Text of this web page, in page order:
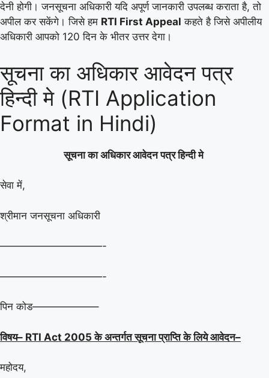
देनी होगी। जनसूचना अधिकारी यदि अपूर्ण जानकारी उपलब्ध कराता है, तो
अपील कर सकेंगे। जिसे हम RTI First Appeal कहते है जिसे अपीलीय
अधिकारी आपको 120 दिन के भीतर उत्तर देगा।
सूचना का अधिकार आवेदन पत्र
हिन्दी मे (RTI Application
Format in Hindi)
सूचना का अधिकार आवेदन पत्र हिन्दी मे
सेवा में,
श्रीमान जनसूचना अधिकारी
——————————-
——————————-
पिन कोड——————–
विषय– RTI Act 2005के अन्तर्गत सूचना प्राप्ति के लिये आवेदन–
महोदय,